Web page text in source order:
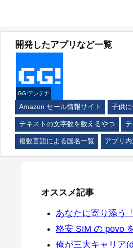
開発したアプリなど一覧
GG!アンテナ
Amazon セール情報サイト 子供
テキストの文字数を数えるやつ
複数言語による国名一覧 アプリ
オススメ記事
あなたに寄り添う
格安 SIM の povo
俺が三大キャリア